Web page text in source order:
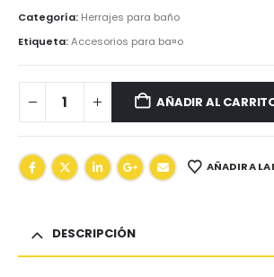
Categoría: Herrajes para baño
Etiqueta:Accesorios para ba¤o
AÑADIR AL
AÑADIR A LA
DESCRIPCIÓN